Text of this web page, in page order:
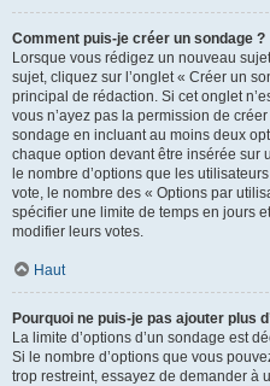
Comment puis-je créer un sondage ?
Lorsque vous rédigez un nouveau
sujet, cliquez sur l’onglet « Créer un
principal de rédaction. Si cet onglet
vous n’ayez pas la permission de
sondage en incluant au moins deux
chaque option devant être insérée sur
le nombre d’options que les
vote, le nombre des « Options par
spécifier une limite de temps en jours
modifier leurs votes.
Haut
Pourquoi ne puis-je pas ajouter plus
La limite d’options d’un sondage est
Si le nombre d’options que vous
trop restreint, essayez de demander à